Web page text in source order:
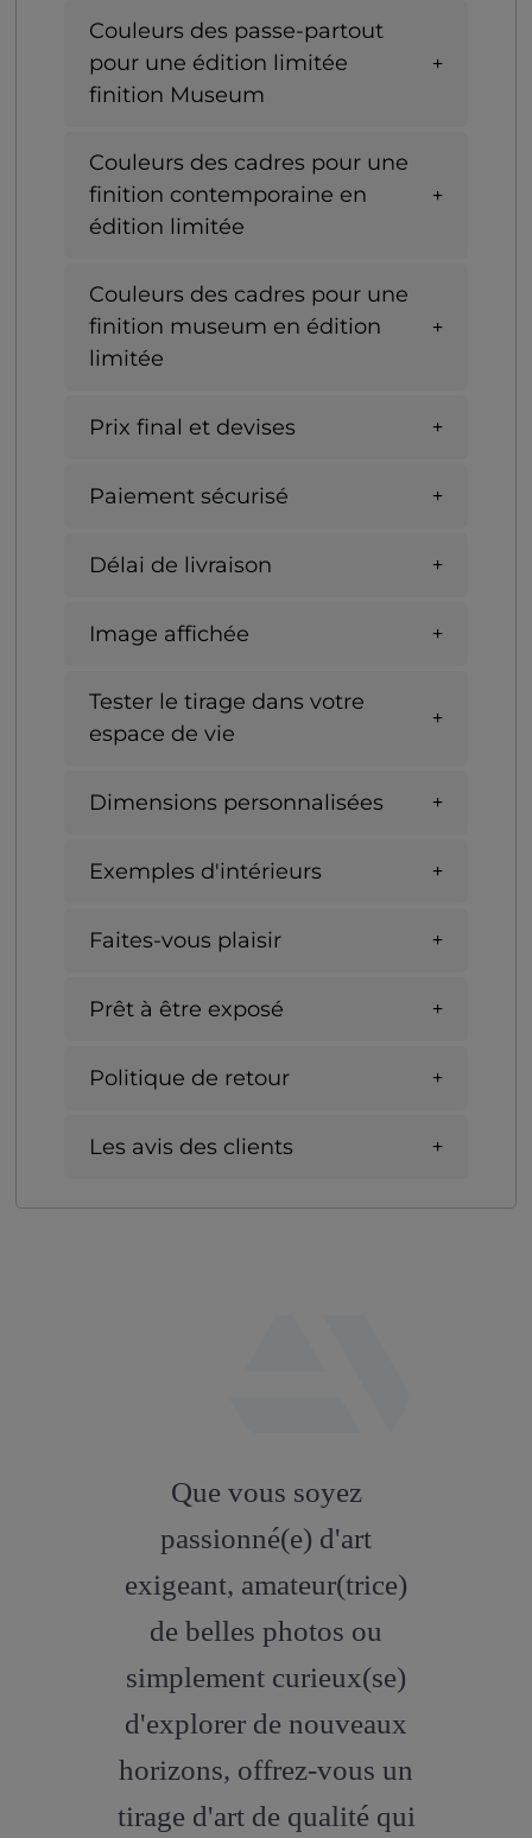
Couleurs des passe-partout
pour une édition limitée
finition Museum
Couleurs des cadres pour une
finition contemporaine en
édition limitée
Couleurs des cadres pour une
finition museum en édition
limitée
Prix final et devises
Paiement sécurisé
Délai de livraison
Image affichée
Tester le tirage dans votre
espace de vie
Dimensions personnalisées
Exemples d'intérieurs
Faites-vous plaisir
Prêt à être exposé
Politique de retour
Les avis des clients
artstation
Que vous soyez
passionné(e) d'art
exigeant, amateur(trice)
de belles photos ou
simplement curieux(se)
d'explorer de nouveaux
horizons, offrez-vous un
tirage d'art de qualité qui